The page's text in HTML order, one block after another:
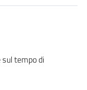
tempo di